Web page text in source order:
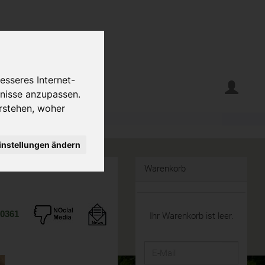
Internet-
anzupassen.
woher
ändern
Krumelecke
Warenkorb
Ihr Warenkorb ist leer.